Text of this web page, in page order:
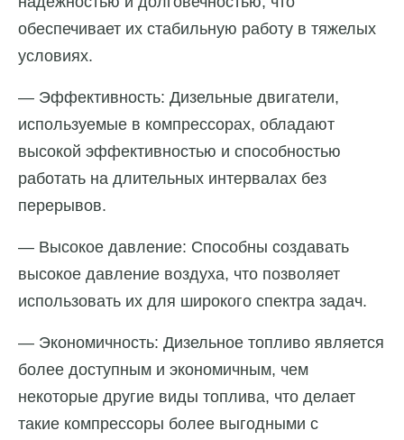
обеспечивает их стабильную работу в тяжелых
условиях.
— Эффективность: Дизельные двигатели,
используемые в компрессорах, обладают
высокой эффективностью и способностью
работать на длительных интервалах без
перерывов.
— Высокое давление: Способны создавать
высокое давление воздуха, что позволяет
использовать их для широкого спектра задач.
— Экономичность: Дизельное топливо является
более доступным и экономичным, чем
некоторые другие виды топлива, что делает
такие компрессоры более выгодными с